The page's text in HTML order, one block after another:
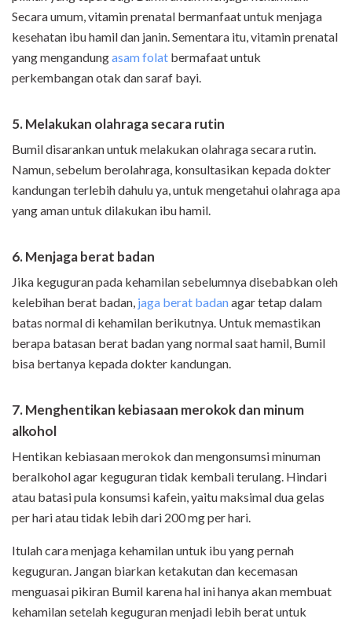
Secara umum, vitamin prenatal bermanfaat untuk menjaga
kesehatan ibu hamil dan janin. Sementara itu, vitamin prenatal
yang mengandungasam folat bermafaat untuk
perkembangan otak dan saraf bayi.
5. Melakukan olahraga secara rutin
Bumil disarankan untuk melakukan olahraga secara rutin.
Namun, sebelum berolahraga, konsultasikan kepada dokter
kandungan terlebih dahulu ya, untuk mengetahui olahraga apa
yang aman untuk dilakukan ibu hamil.
6. Menjaga berat badan
Jika keguguran pada kehamilan sebelumnya disebabkan oleh
kelebihan berat badan, jaga berat badanagar tetap dalam
batas normal di kehamilan berikutnya. Untuk memastikan
berapa batasan berat badan yang normal saat hamil, Bumil
bisa bertanya kepada dokter kandungan.
7. Menghentikan kebiasaan merokok dan minum
alkohol
Hentikan kebiasaan merokok dan mengonsumsi minuman
beralkohol agar keguguran tidak kembali terulang. Hindari
atau batasi pula konsumsi kafein, yaitu maksimal dua gelas
per hari atau tidak lebih dari 200 mg per hari.
Itulah cara menjaga kehamilan untuk ibu yang pernah
keguguran. Jangan biarkan ketakutan dan kecemasan
menguasai pikiran Bumil karena hal ini hanya akan membuat
kehamilan setelah keguguran menjadi lebih berat untuk